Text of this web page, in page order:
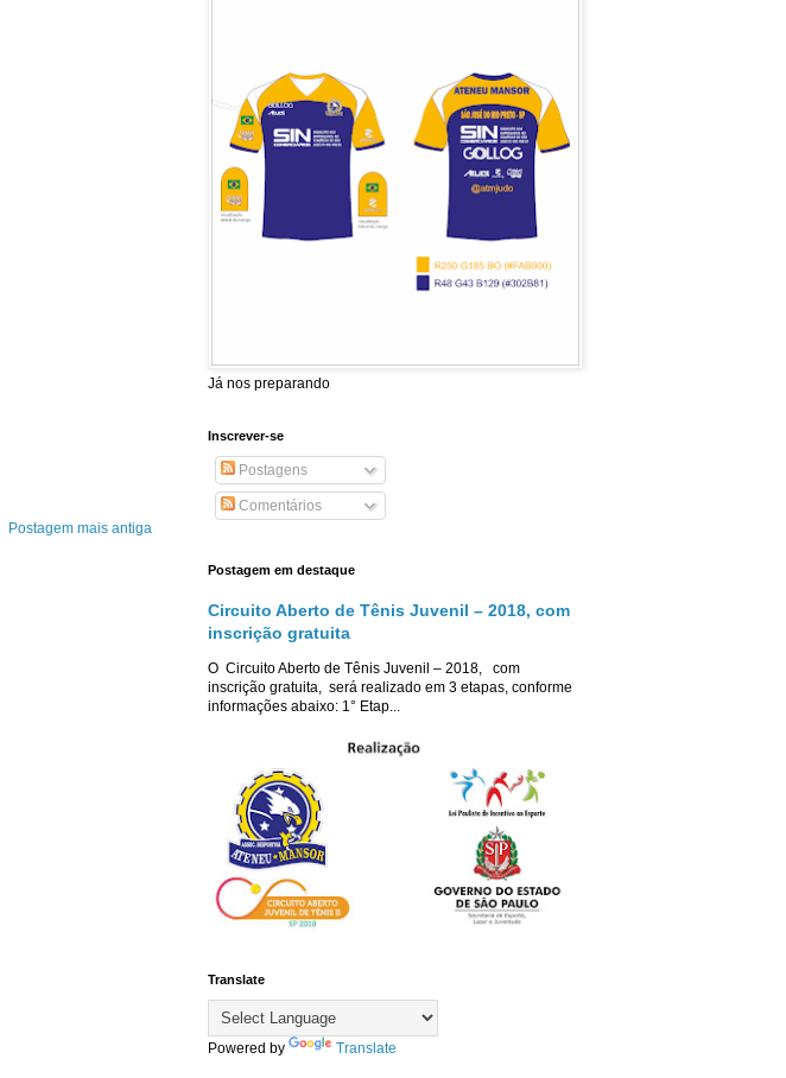
Postagem mais antiga
Já nos preparando
Inscrever-se
Postagens
Comentários
Postagem em destaque
Circuito Aberto de Tênis Juvenil – 2018, com
inscrição gratuita
O Circuito Aberto de Tênis Juvenil – 2018, com
inscrição gratuita, será realizado em 3 etapas, conforme
informações abaixo: 1° Etap...
Translate
Powered by Translate